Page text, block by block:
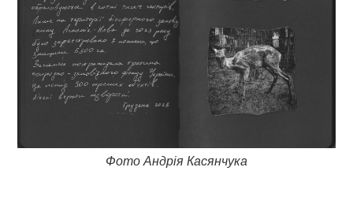
Фото Андрія Касянчука